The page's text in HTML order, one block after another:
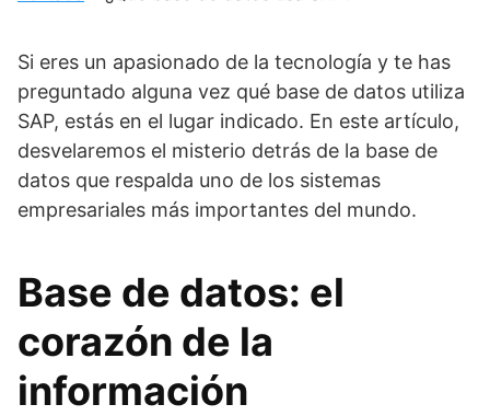
Si eres un apasionado de la tecnología y te has
preguntado alguna vez qué base de datos utiliza
SAP, estás en el lugar indicado. En este artículo,
desvelaremos el misterio detrás de la base de
datos que respalda uno de los sistemas
empresariales más importantes del mundo.
Base de datos: el
corazón de la
información